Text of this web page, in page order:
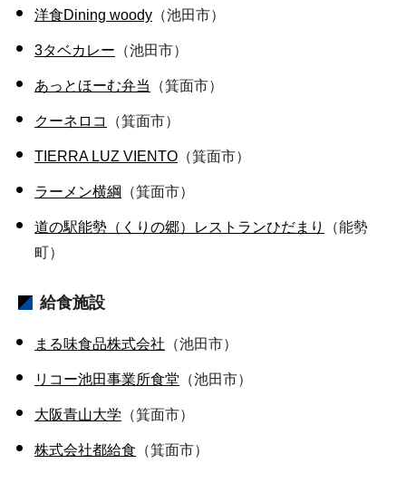
洋食Dining woody （池田市）
3タベカレー （池田市）
あっとほーむ弁当 （箕面市）
クーネロコ （箕面市）
TIERRA LUZ VIENTO （箕面市）
ラーメン横綱 （箕面市）
道の駅能勢（くりの郷）レストランひだまり
（能勢
町）
給食施設
まる味食品株式会社 （池田市）
リコー池田事業所食堂 （池田市）
大阪青山大学 （箕面市）
株式会社都給食 （箕面市）